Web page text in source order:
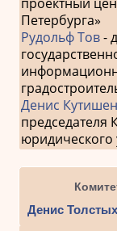
Петербурга»
Рудольф Тов-
Денис
председателя
юридического
Денис Толстых